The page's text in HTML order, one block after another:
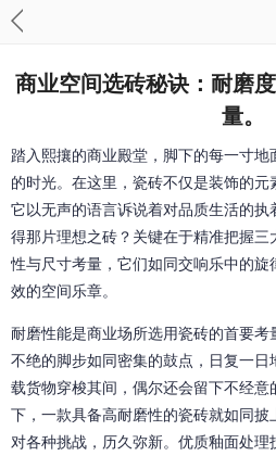
商业空间选砖秘诀：耐磨
量。
踏入熙攘的商业殿堂，脚下的每一寸
的时光。在这里，瓷砖不仅是装饰的元
它以无声的语言诉说着对品质生活的
得那片理想之砖？关键在于精准把握
性与尺寸考量，它们如同交响乐中的旋
效的空间乐章。
耐磨性能是商业场所选用瓷砖的首要
不绝的脚步如同密集的鼓点，日复一
载货物穿梭其间，偶尔还会留下不经
下，一款具备高耐磨性的瓷砖就如同
对各种挑战，历久弥新。优质釉面处